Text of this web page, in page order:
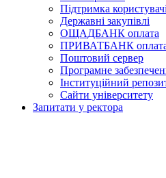
Підтримка
Державні закупівлі
ОЩАДБАНК оплата
ПРИВАТБАНК
Поштовий сервер
Програмне
Інституційний
Сайти університету
Запитати у ректора